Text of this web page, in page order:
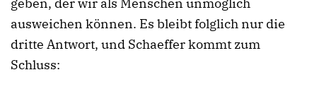
ausweichen können. Es bleibt folglich nur die
dritte Antwort, und Schaeffer kommt zum
Schluss: